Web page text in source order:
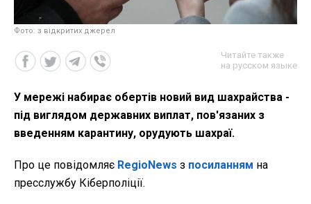
Фото: з відкритих джерел
Читайте также
на русском языке
У мережі набирає обертів новий вид шахрайства -
під виглядом державних виплат, пов'язаних з
введенням карантину, орудують шахраї.
Про це повідомляє RegioNews з посиланням на
пресслужбу Кіберполіції.